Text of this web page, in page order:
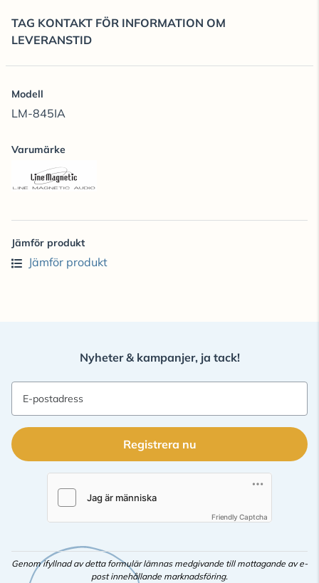
TAG KONTAKT FÖR INFORMATION OM
LEVERANSTID
Modell
LM-845IA
Varumärke
Jämför produkt
Jämför produkt
Nyheter & kampanjer, ja tack!
E-postadress
Registrera nu
Friendly Captcha
Genom ifyllnad av detta formulär lämnas medgivande till mottagande av e-
post innehållande marknadsföring.